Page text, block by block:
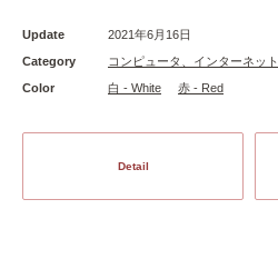
Update
2021年6月16日
Category
コンピュータ、インターネット
Color
白 - White 赤 - Red
Detail